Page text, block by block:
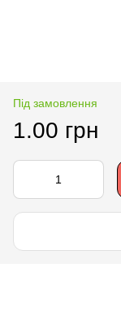
Під замовлення
1.00 грн